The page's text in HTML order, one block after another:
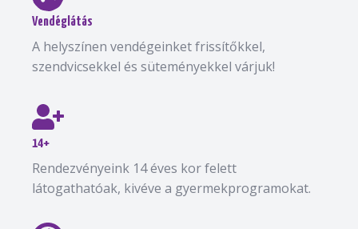
Vendéglátás
A helyszínen vendégeinket frissítőkkel,
szendvicsekkel és süteményekkel várjuk!
14+
Rendezvényeink 14 éves kor felett
látogathatóak, kivéve a gyermekprogramokat.